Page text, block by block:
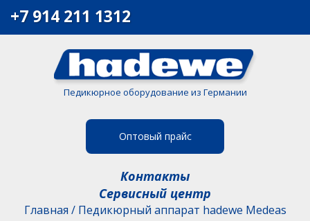
+7 914 211 1312
Педикюрное оборудование из Германии
Оптовый прайс
Контакты
Сервисный центр
Главная / Педикюрный аппарат hadewe Medeas